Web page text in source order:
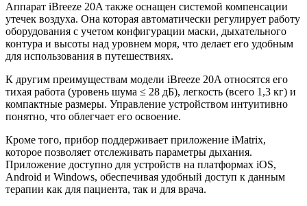
Аппарат iBreeze 20A также оснащен системой компенсации
утечек воздуха. Она которая автоматически регулирует работу
оборудования с учетом конфигурации маски, дыхательного
контура и высоты над уровнем моря, что делает его удобным
для использования в путешествиях.
К другим преимуществам модели iBreeze 20A относятся его
тихая работа (уровень шума ≤ 28 дБ), легкость (всего 1,3 кг) и
компактные размеры. Управление устройством интуитивно
понятно, что облегчает его освоение.
Кроме того, прибор поддерживает приложение iMatrix,
которое позволяет отслеживать параметры дыхания.
Приложение доступно для устройств на платформах iOS,
Android и Windows, обеспечивая удобный доступ к данным
терапии как для пациента, так и для врача.